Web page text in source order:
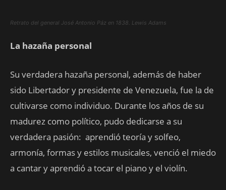
Retrato del general José Antonio Páz en 1838. Lewis Adams
La hazaña personal
Su verdadera hazaña personal, además de haber
sido Libertador y presidente de Venezuela, fue la de
cultivarse como individuo. Durante los años de su
madurez como político, pudo dedicarse a su
verdadera pasión: aprendió teoría y solfeo,
armonía, formas y estilos musicales, venció el miedo
a cantar y aprendió a tocar el piano y el violín.